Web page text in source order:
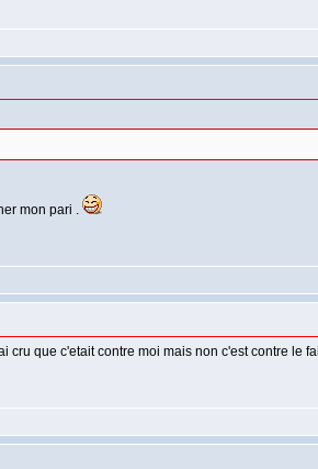
mon pari .
que c'etait contre moi mais non c'est contre le